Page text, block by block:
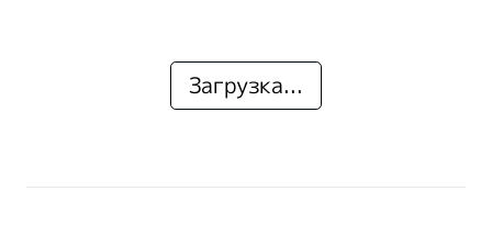
Загрузка...